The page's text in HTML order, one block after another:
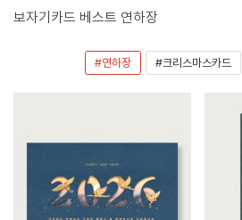
보자기카드 베스트 연하장
#연하장 #크리스마스카드